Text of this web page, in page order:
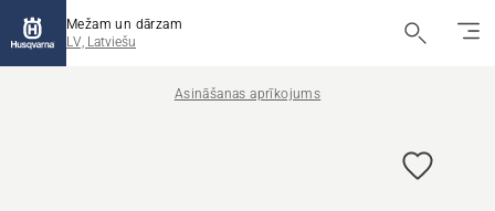
Mežam un dārzam
LV, Latviešu
Asināšanas aprīkojums